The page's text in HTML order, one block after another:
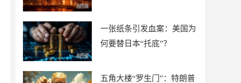
一张纸条引发血案：美国为
何要替日本“托底”？
五角大楼“罗生门”：特朗普